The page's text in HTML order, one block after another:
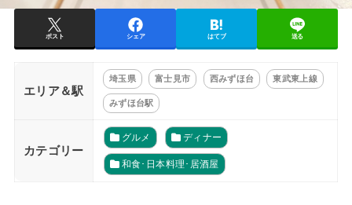
ポスト シェア はてブ 送る
エリア＆駅
埼玉県 富士見市 西みずほ台 東武東上線
みずほ台駅
カテゴリー
グルメ ディナー
和食･日本料理･居酒屋